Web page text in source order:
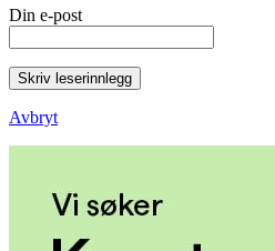
Din e-post
Skriv leserinnlegg
Avbryt